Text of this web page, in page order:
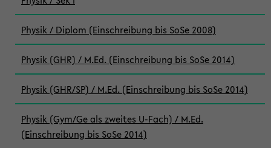
Physik / Diplom (Einschreibung bis SoSe 2008)
Physik (GHR) / M.Ed. (Einschreibung bis SoSe 2014)
Physik (GHR/SP) / M.Ed. (Einschreibung bis SoSe 2014)
Physik (Gym/Ge als zweites U-Fach) / M.Ed.
(Einschreibung bis SoSe 2014)